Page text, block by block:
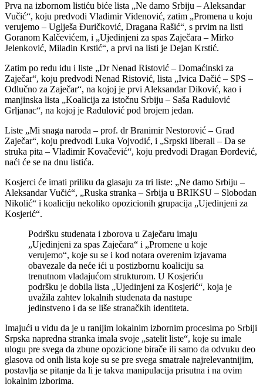
Prva na izbornom listiću biće lista „Ne damo Srbiju – Aleksandar
Vučić“, koju predvodi Vladimir Videnović, zatim „Promena u koju
verujemo – Uglješa Đuričković, Dragana Rašić“, s prvim na listi
Goranom Kalčevićem, i „Ujedinjeni za spas Zaječara – Mirko
Jelenković, Miladin Krstić“, a prvi na listi je Dejan Krstić.
Zatim po redu idu i liste „Dr Nenad Ristović – Domaćinski za
Zaječar“, koju predvodi Nenad Ristović, lista „Ivica Dačić – SPS –
Odlučno za Zaječar“, na kojoj je prvi Aleksandar Diković, kao i
manjinska lista „Koalicija za istočnu Srbiju – Saša Radulović
Grljanac“, na kojoj je Radulović pod brojem jedan.
Liste „Mi snaga naroda – prof. dr Branimir Nestorović – Grad
Zaječar“, koju predvodi Luka Vojvodić, i „Srpski liberali – Da se
struka pita – Vladimir Kovačević“, koju predvodi Dragan Đorđević,
naći će se na dnu listića.
Kosjerci će imati priliku da glasaju za tri liste: „Ne damo Srbiju –
Aleksandar Vučić“, „Ruska stranka – Srbija u BRIKSU – Slobodan
Nikolić“ i koaliciju nekoliko opozicionih grupacija „Ujedinjeni za
Kosjerić“.
Podršku studenata i zborova u Zaječaru imaju
„Ujedinjeni za spas Zaječara“ i „Promene u koje
verujemo“, koje su se i kod notara overenim izjavama
obavezale da neće ići u postizbornu koaliciju sa
trenutnom vladajućom strukturom. U Kosjeriću
podršku je dobila lista „Ujedinjeni za Kosjerić“, koja je
uvažila zahtev lokalnih studenata da nastupe
jedinstveno i da se liše stranačkih identiteta.
Imajući u vidu da je u ranijim lokalnim izbornim procesima po Srbiji
Srpska napredna stranka imala svoje „satelit liste“, koje su imale
ulogu pre svega da zbune opozicione birače ili samo da odvuku deo
glasova od onih lista koje su se pre svega smatrale najrelevantnijim,
postavlja se pitanje da li je takva manipulacija prisutna i na ovim
lokalnim izborima.